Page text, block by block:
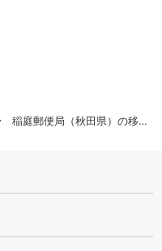
稲庭郵便局（秋田県）の移…